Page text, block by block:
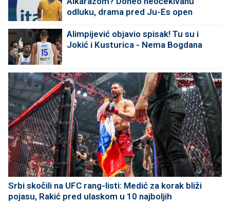
odluku, drama pred Ju-Es open
Alimpijević objavio spisak! Tu su i
Jokić i Kusturica - Nema Bogdana
Srbi skočili na UFC rang-listi: Medić za korak bliži
pojasu, Rakić pred ulaskom u 10 najboljih